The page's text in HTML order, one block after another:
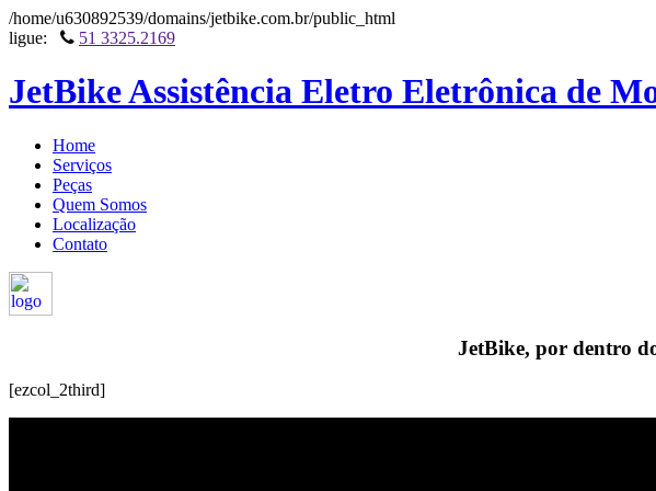
/home/u630892539/domains/jetbike.com.br/public_html
ligue:
51 3325.2169
JetBike Assistência Eletro Eletrônica de
Home
Serviços
Peças
Quem Somos
Localização
Contato
JetBike, por dentro
[ezcol_2third]